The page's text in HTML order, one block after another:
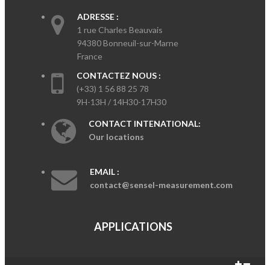
ADRESSE :
1 rue Charles Beauvais
94380 Bonneuil-sur-Marne
France
CONTACTEZ NOUS :
(+33) 1 56 88 25 78
9H-13H / 14H30-17H30
CONTACT INTENATIONAL:
Our locations
EMAIL :
contact@sensel-measurement.com
APPLICATIONS